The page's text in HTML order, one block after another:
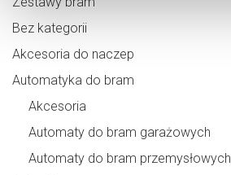
Bez kategorii
Akcesoria do naczep
Automatyka do bram
Akcesoria
Automaty do bram garażowych
Automaty do bram przemysłowych